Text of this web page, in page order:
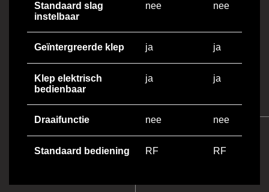
Standaard slag
instelbaar
nee nee
Geïntergreerde klep ja ja
Klep elektrisch
bedienbaar
ja ja
Draaifunctie nee nee
Standaard bediening RF RF